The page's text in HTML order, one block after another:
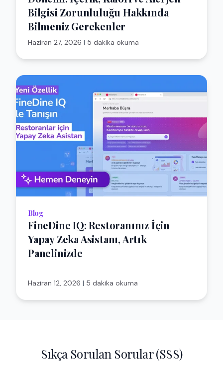
Bilgisi Zorunluluğu Hakkında
Bilmeniz Gerekenler
Haziran 27, 2026 | 5 dakika okuma
Blog
FineDine IQ: Restoranınız İçin
Yapay Zeka Asistanı, Artık
Panelinizde
Haziran 12, 2026 | 5 dakika okuma
Sıkça Sorulan Sorular (SSS)